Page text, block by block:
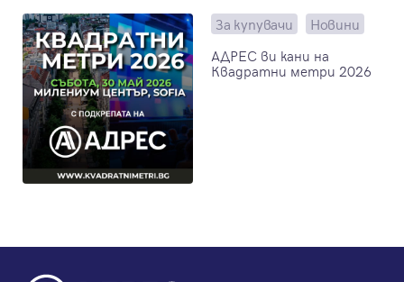
За купувачи
Новини
АДРЕС ви кани на
Квадратни метри 2026